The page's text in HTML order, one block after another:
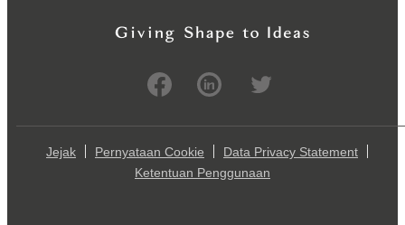
Jejak Pernyataan Cookie
Data Privacy Statement
Ketentuan Penggunaan